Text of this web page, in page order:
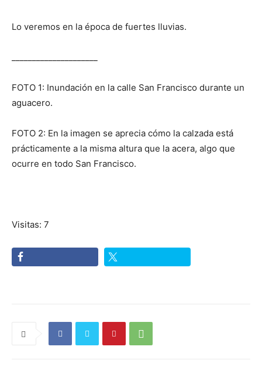
Lo veremos en la época de fuertes lluvias.
FOTO 1: Inundación en la calle San Francisco durante un
aguacero.
FOTO 2: En la imagen se aprecia cómo la calzada está
prácticamente a la misma altura que la acera, algo que
ocurre en todo San Francisco.
Visitas: 7